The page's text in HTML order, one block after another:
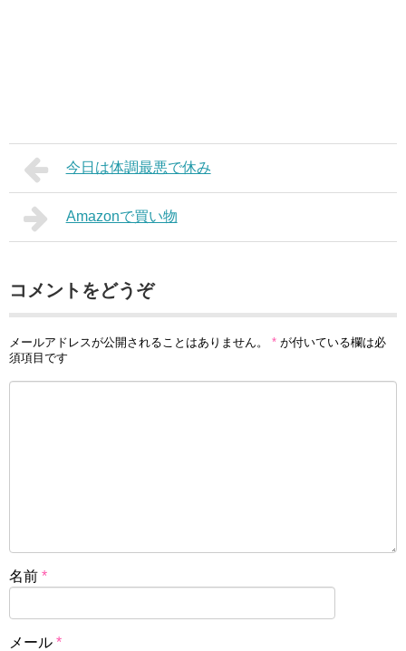
今日は体調最悪で休み
Amazonで買い物
コメントをどうぞ
メールアドレスが公開されることはありません。 * が付いている欄は必
須項目です
名前 *
メール *